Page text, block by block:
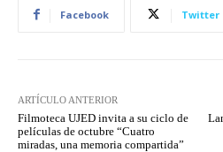
Facebook Twitter
ARTÍCULO ANTERIOR
Filmoteca UJED invita a su ciclo de
películas de octubre “Cuatro
miradas, una memoria compartida”